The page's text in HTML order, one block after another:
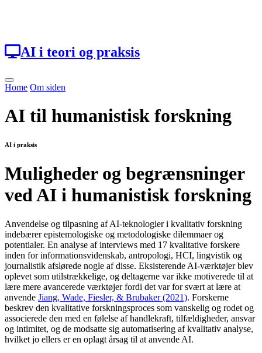
AI i teori og praksis
Home Om siden
AI til humanistisk forskning
AI i praksis
Muligheder og begrænsninger
ved AI i humanistisk forskning
Anvendelse og tilpasning af AI-teknologier i kvalitativ forskning
indebærer epistemologiske og metodologiske dilemmaer og
potentialer. En analyse af interviews med 17 kvalitative forskere
inden for informationsvidenskab, antropologi, HCI, lingvistik og
journalistik afslørede nogle af disse. Eksisterende AI-værktøjer blev
oplevet som utilstrækkelige, og deltagerne var ikke motiverede til at
lære mere avancerede værktøjer fordi det var for svært at lære at
anvende Jiang, Wade, Fiesler, & Brubaker (2021). Forskerne
beskrev den kvalitative forskningsproces som vanskelig og rodet og
associerede den med en følelse af handlekraft, tilfældigheder, ansvar
og intimitet, og de modsatte sig automatisering af kvalitativ analyse,
hvilket jo ellers er en oplagt årsag til at anvende AI.